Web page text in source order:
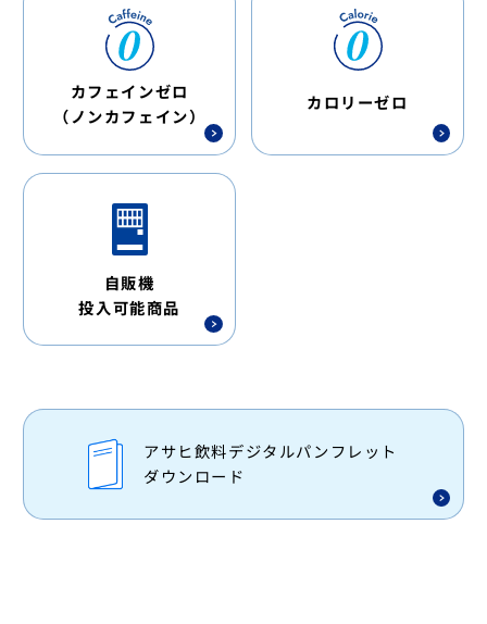
カフェインゼロ
（ノンカフェイン）
カロリーゼロ
自販機
投入可能商品
アサヒ飲料デジタルパンフレット
ダウンロード